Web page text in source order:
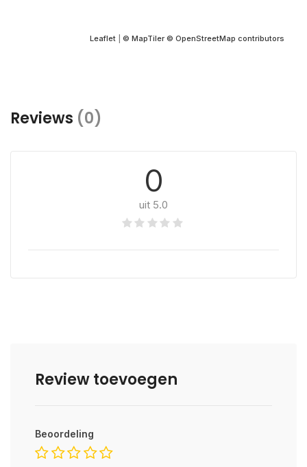
Leaflet © MapTiler © OpenStreetMap contributors
Reviews (0)
0
uit 5.0
Review toevoegen
Beoordeling